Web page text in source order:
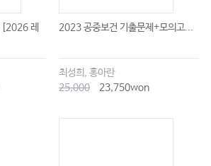
레
2023 공중보건 기출문제+모의고...
최성희, 홍아란
25,000
23,750won